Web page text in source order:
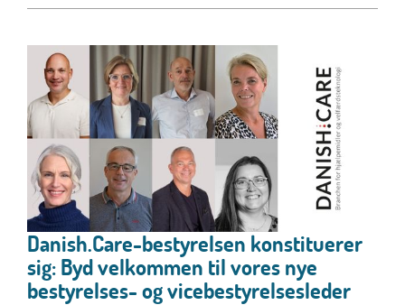
Danish.Care-bestyrelsen konstituerer
sig: Byd velkommen til vores nye
bestyrelses- og vicebestyrelsesleder